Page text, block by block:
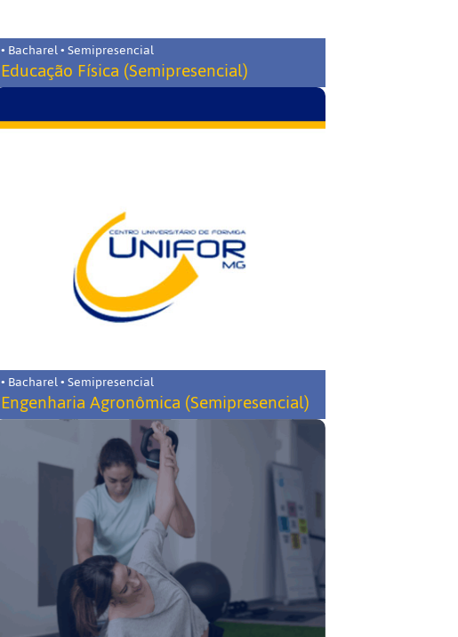
• Bacharel • Semipresencial
Educação Física (Semipresencial)
• Bacharel • Semipresencial
Engenharia Agronômica (Semipresencial)